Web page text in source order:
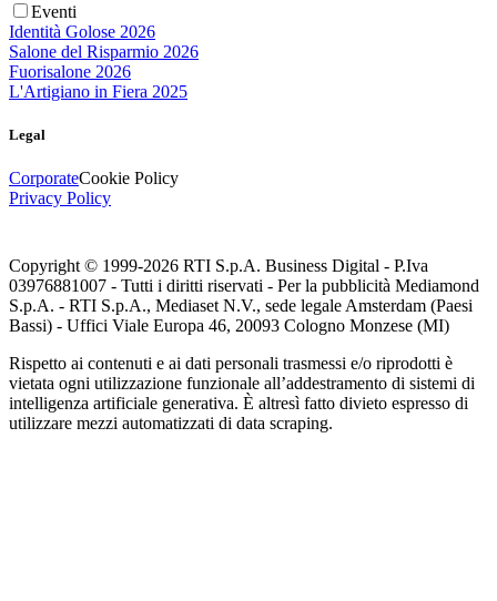
Eventi
Identità Golose 2026
Salone del Risparmio 2026
Fuorisalone 2026
L'Artigiano in Fiera 2025
Legal
CorporateCookie Policy
Privacy Policy
Copyright © 1999-2026 RTI S.p.A. Business Digital - P.Iva
03976881007 - Tutti i diritti riservati - Per la pubblicità Mediamond
S.p.A. - RTI S.p.A., Mediaset N.V., sede legale Amsterdam (Paesi
Bassi) - Uffici Viale Europa 46, 20093 Cologno Monzese (MI)
Rispetto ai contenuti e ai dati personali trasmessi e/o riprodotti è
vietata ogni utilizzazione funzionale all’addestramento di sistemi di
intelligenza artificiale generativa. È altresì fatto divieto espresso di
utilizzare mezzi automatizzati di data scraping.